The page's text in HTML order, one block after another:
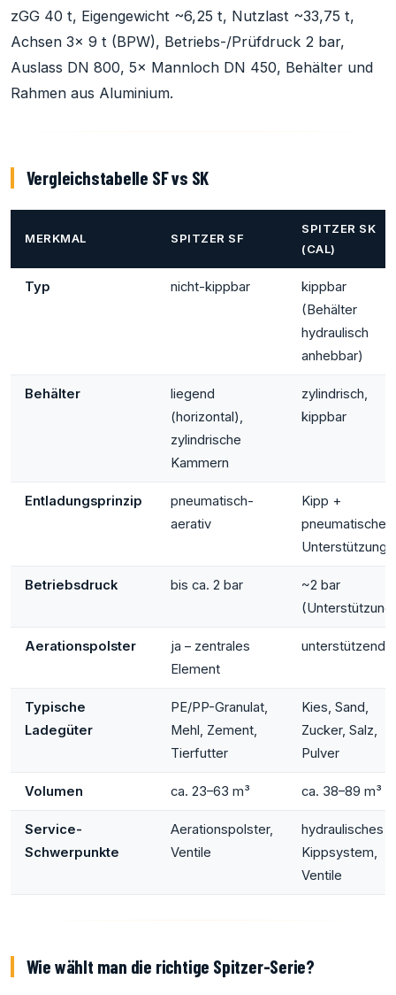
zGG 40 t, Eigengewicht ~6,25 t, Nutzlast ~33,75 t,
Achsen 3× 9 t (BPW), Betriebs-/Prüfdruck 2 bar,
Auslass DN 800, 5× Mannloch DN 450, Behälter und
Rahmen aus Aluminium.
Vergleichstabelle SF vs SK
MERKMAL SPITZER SF
SPITZER SK
(CAL)
Typ nicht-kippbar
kippbar
(Behälter
hydraulisch
anhebbar)
Behälter
liegend
(horizontal),
zylindrische
Kammern
zylindrisch,
kippbar
Entladungsprinzip
pneumatisch-
aerativ
Kipp +
pneumatische
Unterstützung
Betriebsdruck bis ca. 2 bar
~2 bar
Aerationspolster
ja – zentrales
Element
unterstützend
Typische
Ladegüter
PE/PP-Granulat,
Mehl, Zement,
Tierfutter
Kies, Sand,
Zucker, Salz,
Pulver
Volumen ca. 23–63 m³ ca. 38–89 m³
Service-
Schwerpunkte
Aerationspolster,
Ventile
hydraulisches
Kippsystem,
Ventile
Wie wählt man die richtige Spitzer-Serie?